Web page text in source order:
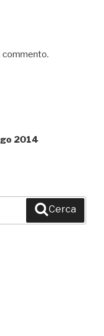
commento.
2014
Cerca